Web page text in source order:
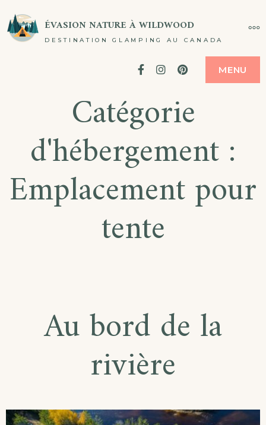
ÉVASION NATURE À WILDWOOD
DESTINATION GLAMPING AU CANADA
FacebookInstagram
Pinterest
MENU
Catégorie
d'hébergement :
Emplacement pour
tente
Au bord de la
rivière